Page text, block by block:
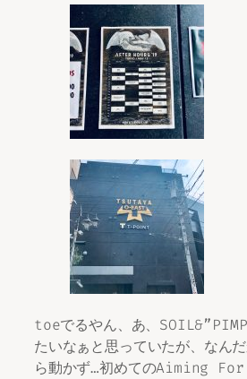
toeでるやん、あ、
たいなぁと思っていたが、なん
ら動かず…初めてのAiming